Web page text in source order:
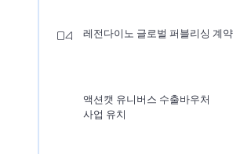
04 레전다이노 글로벌 퍼블리싱 계약
액션캣 유니버스 수출바우처
​사업 유치